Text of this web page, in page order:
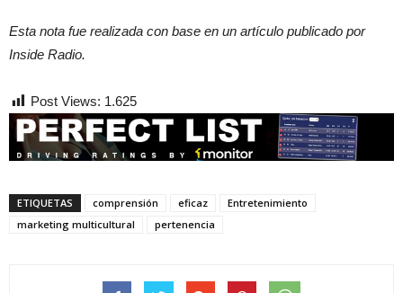
Esta nota fue realizada con base en un artículo publicado por
Inside Radio.
Post Views: 1.625
ETIQUETAS comprensión eficaz
Entretenimiento
marketing multicultural
pertenencia